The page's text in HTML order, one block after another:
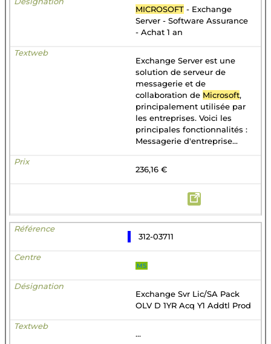
MICROSOFT - Exchange
Server - Software Assurance
- Achat 1 an
Exchange Server est une
solution de serveur de
messagerie et de
collaboration de Microsoft,
principalement utilisée par
les entreprises. Voici les
principales fonctionnalités :
Messagerie d'entreprise...
236,16 €
312-03711
MS
Exchange Svr Lic/SA Pack
OLV D 1YR Acq Y1 Addtl Prod
...